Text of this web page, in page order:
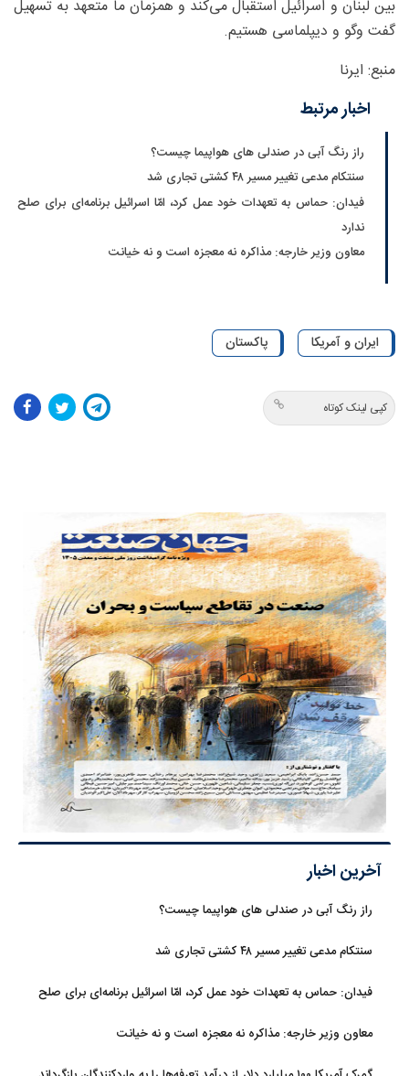
بین لبنان و اسرائیل استقبال می‌کند و همزمان ما متعهد به تسهیل
گفت وگو و دیپلماسی هستیم.
منبع: ایرنا
اخبار مرتبط
راز رنگ آبی در صندلی های هواپیما چیست؟
سنتکام مدعی تغییر مسیر ۴۸ کشتی تجاری شد
فیدان: حماس به تعهدات خود عمل کرد، امّا اسرائیل برنامه‌ای برای صلح
ندارد
معاون وزیر خارجه: مذاکره نه معجزه است و نه خیانت
ایران و آمریکا پاکستان
کپی لینک کوتاه
آخرین اخبار
راز رنگ آبی در صندلی های هواپیما چیست؟
سنتکام مدعی تغییر مسیر ۴۸ کشتی تجاری شد
فیدان: حماس به تعهدات خود عمل کرد، امّا اسرائیل برنامه‌ای برای صلح
معاون وزیر خارجه: مذاکره نه معجزه است و نه خیانت